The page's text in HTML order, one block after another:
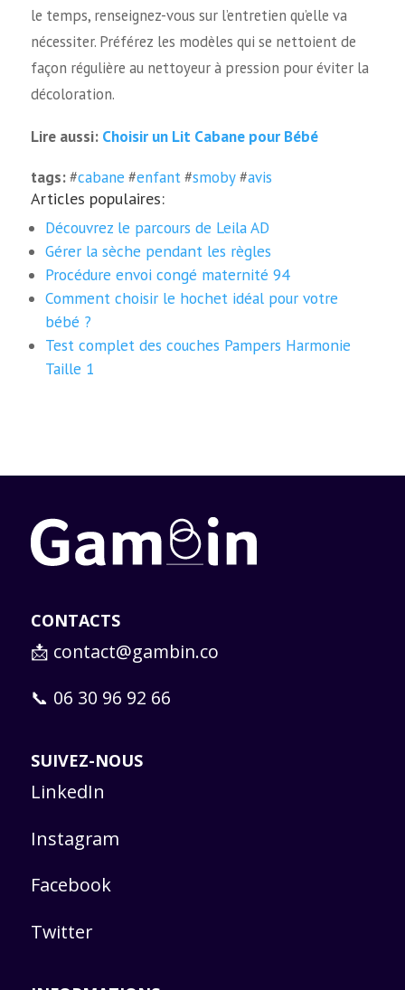
le temps, renseignez-vous sur l’entretien qu’elle va
nécessiter. Préférez les modèles qui se nettoient de
façon régulière au nettoyeur à pression pour éviter la
décoloration.
Lire aussi: Choisir un Lit Cabane pour Bébé
tags:#cabane #enfant#smoby#avis
Articles populaires:
Découvrez le parcours de Leila AD
Gérer la sèche pendant les règles
Procédure envoi congé maternité 94
Comment choisir le hochet idéal pour votre
bébé ?
Test complet des couches Pampers Harmonie
Taille 1
CONTACTS
📩 contact@gambin.co
📞 06 30 96 92 66
SUIVEZ-NOUS
LinkedIn
Instagram
Facebook
Twitter